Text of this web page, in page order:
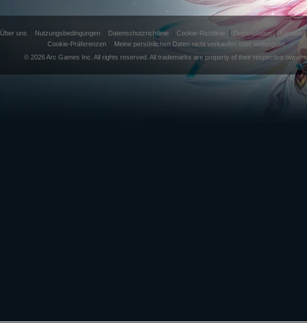
Über uns Nutzungsbedingungen Datenschutzrichtlinie Cookie-Richtlinie Deinstallation Kontakt
Cookie-Präferenzen
Meine persönlichen Daten nicht verkaufen oder weitergebe
© 2026 Arc Games Inc. All rights reserved. All trademarks are property of their respective owners.